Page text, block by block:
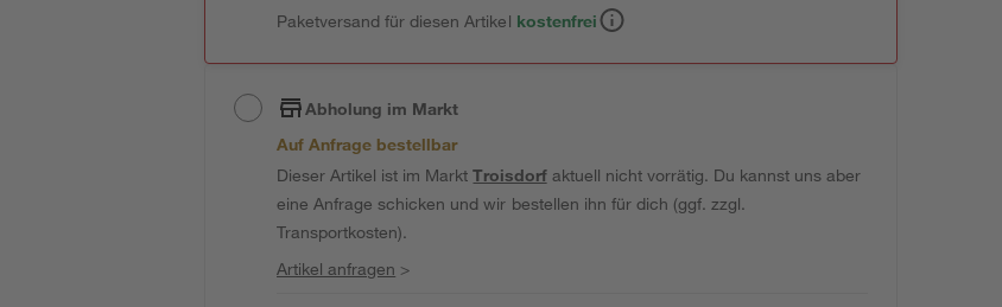
Paketversand für diesen Artikel kostenfrei
Abholung im Markt
Auf Anfrage bestellbar
Dieser Artikel ist im MarktTroisdorfaktuell nicht vorrätig. Du kannst uns aber
eine Anfrage schicken und wir bestellen ihn für dich (ggf. zzgl.
Transportkosten).
Artikel anfragen >